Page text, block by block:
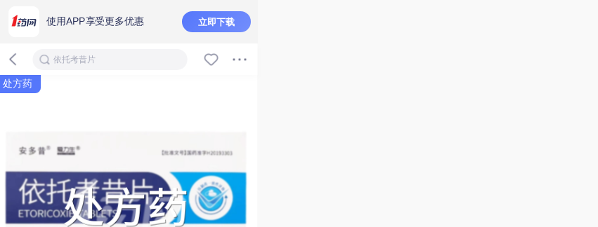
使用APP享受更多优惠 立即下载
依托考昔片
处方药